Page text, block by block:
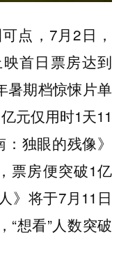
点，7月2日，
首日票房达到
暑期档惊悚片单
元仅用时1天11
独眼的残像》
票房便突破1亿
》将于7月11日
“想看”人数突破